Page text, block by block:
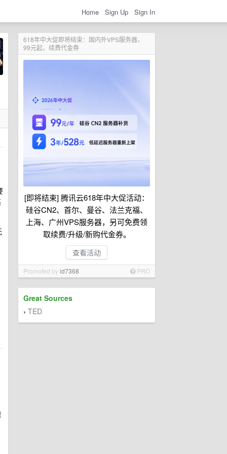
Home Sign Up Sign In
618年中大促即将结束：国内外VPS服务器，
99元起，续费代金券
[即将结束] 腾讯云618年中大促活动：
硅谷CN2、首尔、曼谷、法兰克福、
上海、广州VPS服务器，另可免费领
取续费/升级/新购代金券。
查看活动
Promoted byid7368 PRO
Great Sources
› TED